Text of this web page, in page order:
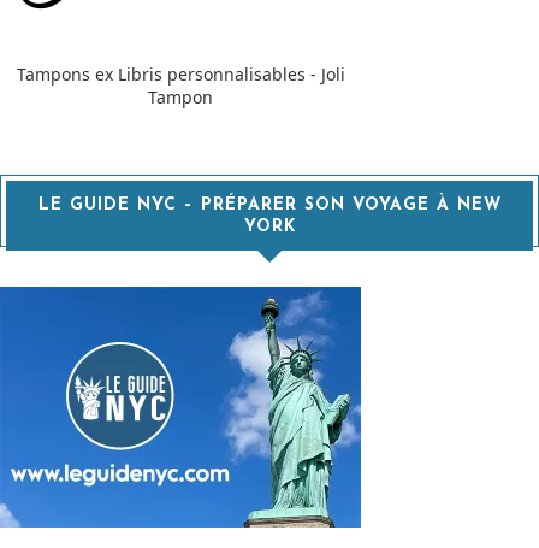
Tampons ex Libris personnalisables - Joli
Tampon
LE GUIDE NYC – PRÉPARER SON VOYAGE À NEW
YORK